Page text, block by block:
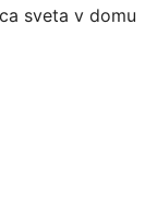
sveta v domu